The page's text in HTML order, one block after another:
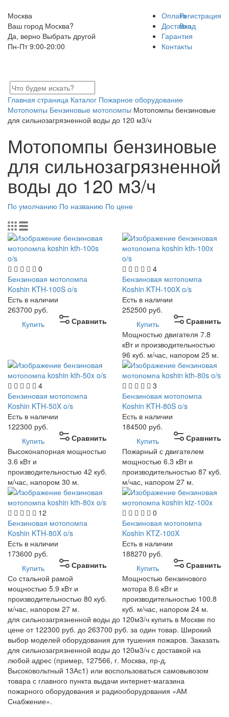
Москва
Ваш город Москва?
Да, верно Выбрать другой
Пн-Пт 9:00-20:00
Оплата
Доставка
Гарантия
Контакты
Регистрация
Вход
Главная страница Каталог Пожарное оборудование
Мотопомпы Бензиновые мотопомпы Мотопомпы бензиновые
для сильнозагрязненной воды до 120 м3/ч
Мотопомпы бензиновые
для сильнозагрязненной
воды до 120 м3/ч
По умолчанию По названию По цене
0
Бензиновая мотопомпа
Koshin KTH-100S o/s
Есть в наличии
263700 руб.
Сравнить
Купить
4
Бензиновая мотопомпа
Koshin KTH-100X o/s
Есть в наличии
252500 руб.
Сравнить
Купить
Мощностью двигателя 7.8
кВт и производительностью
96 куб. м/час, напором 25 м.
4
Бензиновая мотопомпа
Koshin KTH-50X o/s
Есть в наличии
122300 руб.
Сравнить
Купить
Высоконапорная мощностью
3.6 кВт и
производительностью 42 куб.
м/час, напором 30 м.
3
Бензиновая мотопомпа
Koshin KTH-80S o/s
Есть в наличии
184500 руб.
Сравнить
Купить
Пожарный с двигателем
мощностью 6.3 кВт и
производительностью 87 куб.
м/час, напором 27 м.
12
Бензиновая мотопомпа
Koshin KTH-80X o/s
Есть в наличии
173600 руб.
Сравнить
Купить
Со стальной рамой
мощностью 5.9 кВт и
производительностью 80 куб.
м/час, напором 27 м.
0
Бензиновая мотопомпа
Koshin KTZ-100X
Есть в наличии
188270 руб.
Сравнить
Купить
Мощностью бензинового
мотора 8.6 кВт и
производительностью 100.8
куб. м/час, напором 24 м.
для сильнозагрязненной воды до 120м3/ч купить в Москве по
цене от 122300 руб. до 263700 руб. за один товар. Широкий
выбор моделей оборудования для тушения пожаров. Заказать
для сильнозагрязненной воды до 120м3/ч с доставкой на
любой адрес (пример, 127566, г. Москва, пр-д.
Высоковольтный 13Ас1) или воспользоваться самовывозом
товара с главного пункта выдачи интернет-магазина
пожарного оборудования и радиооборудования «АМ
Снабжение».